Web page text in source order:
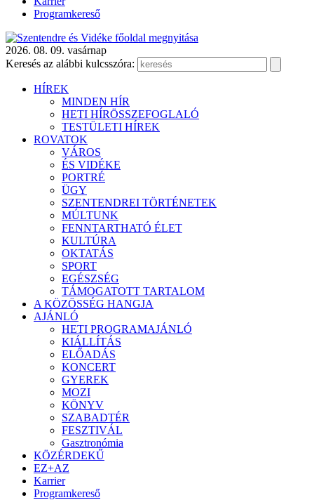
Programkereső
2026. 08. 09. vasárnap
Keresés az alábbi kulcsszóra:
HÍREK
MINDEN HÍR
HETI HÍRÖSSZEFOGLALÓ
TESTÜLETI HÍREK
ROVATOK
VÁROS
ÉS VIDÉKE
PORTRÉ
ÜGY
SZENTENDREI TÖRTÉNETEK
MÚLTUNK
FENNTARTHATÓ ÉLET
KULTÚRA
OKTATÁS
SPORT
EGÉSZSÉG
TÁMOGATOTT TARTALOM
A KÖZÖSSÉG HANGJA
AJÁNLÓ
HETI PROGRAMAJÁNLÓ
KIÁLLÍTÁS
ELŐADÁS
KONCERT
GYEREK
MOZI
KÖNYV
SZABADTÉR
FESZTIVÁL
Gasztronómia
KÖZÉRDEKŰ
EZ+AZ
Karrier
Programkereső